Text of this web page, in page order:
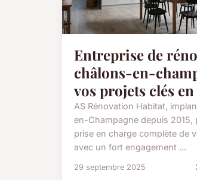
Entreprise de
châlons-en-
vos projets clés
AS Rénovation Habitat,
en-Champagne depuis 2015,
prise en charge complète de
avec un fort engagement ...
29 septembre 2025